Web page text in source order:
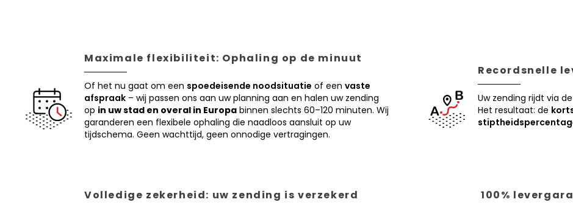
Maximale flexibiliteit: Ophaling op de minuut
Of het nu gaat om een spoedeisende noodsituatie of een vaste
afspraak – wij passen ons aan uw planning aan en halen uw zending
op in uw stad en overal in Europa binnen slechts 60–120 minuten. Wij
garanderen een flexibele ophaling die naadloos aansluit op uw
tijdschema. Geen wachttijd, geen onnodige vertragingen.
Recordsnelle
Uw zending rijdt via de
Het resultaat: de
Volledige zekerheid: uw zending is verzekerd 100%